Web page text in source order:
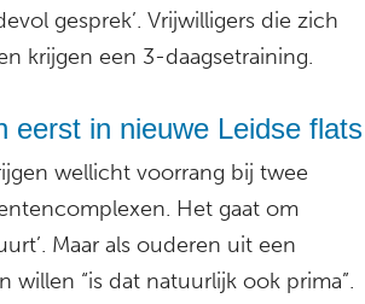
gesprek’. Vrijwilligers die zich
krijgen een 3-daagsetraining.
eerst in nieuwe Leidse flats
wellicht voorrang bij twee
Het gaat om
Maar als ouderen uit een
willen “is dat natuurlijk ook prima”.